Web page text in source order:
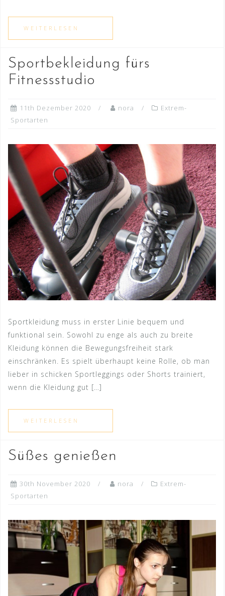
Sportbekleidung fürs
Fitnessstudio
11th Dezember 2020 nora
Extrem-
Sportarten
Sportkleidung muss in erster Linie bequem und
funktional sein. Sowohl zu enge als auch zu breite
Kleidung können die Bewegungsfreiheit stark
einschränken. Es spielt überhaupt keine Rolle, ob man
lieber in schicken Sportleggings oder Shorts trainiert,
wenn die Kleidung gut […]
Süßes genießen
30th November 2020 nora
Extrem-
Sportarten